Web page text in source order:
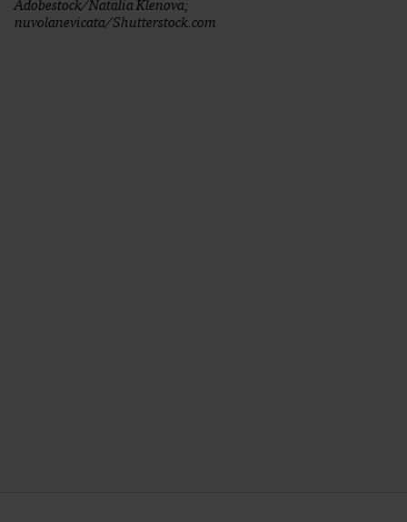
Adobestock/Natalia Klenova;
nuvolanevicata/Shutterstock.com